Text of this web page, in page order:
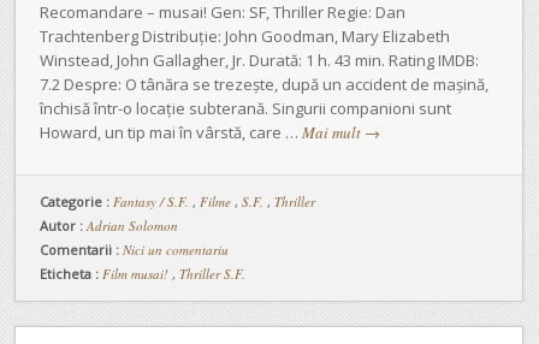
Recomandare – musai! Gen: SF, Thriller Regie: Dan
Trachtenberg Distribuție: John Goodman, Mary Elizabeth
Winstead, John Gallagher, Jr. Durată: 1 h. 43 min. Rating IMDB:
7.2 Despre: O tânăra se trezește, după un accident de mașină,
închisă într-o locație subterană. Singurii companioni sunt
Howard, un tip mai în vârstă, care … Mai mult →
Categorie : Fantasy / S.F. , Filme , S.F. , Thriller
Autor : Adrian Solomon
Comentarii : Nici un comentariu
Eticheta : Film musai! , Thriller S.F.